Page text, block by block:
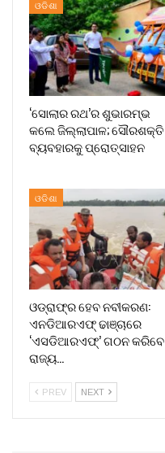
ଓଡିଶା
‘ସୋଲାର ରଥ’ର ଶୁଭାରମ୍ଭ
କଲେ ଜିଲ୍ଲାପାଳ; ସୌରଶକ୍ତି
ବ୍ୟବହାରକୁ ପ୍ରୋତ୍ସାହନ
ଓଡିଶା
ଓଡ୍ରାଫ୍‌ର ହେବ ନବୀକରଣ:
ଏନଡିଆରଏଫ୍ ଢାଞ୍ଚାରେ
‘ଏସଡିଆରଏଫ୍’ ଗଠନ କରିବେ
ରାଜ୍ୟ…
PREV NEXT